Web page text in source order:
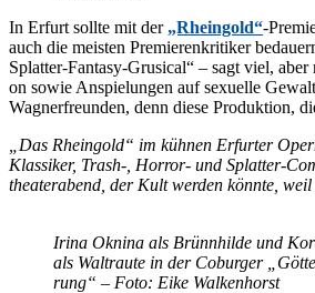
In Er­furt soll­te mit der „Rhein­gold“-
auch die meis­ten Pre­mie­ren­kri­ti­ker
Splat­ter-Fan­ta­sy-Gru­si­cal“ – sagt viel,
on so­wie An­spie­lun­gen auf se­xu­el­le
Wag­ner­freun­den, denn die­se Pro­duk­ti­on,
„Das Rhein­gold“ im küh­nen Er­fur­ter
Klas­si­ker, Trash-, Hor­ror- und Splat­ter-
thea­ter­abend, der Kult wer­den könn­te,
Iri­na Okni­na als Brünn­hil­de und
als Wal­trau­te in der Co­bur­ger
rung“ – Foto: Eike Walkenhorst